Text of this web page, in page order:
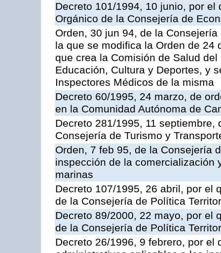
Decreto 101/1994, 10 junio, por
Orgánico de la Consejería de
Orden, 30 jun 94, de la
la que se modifica la Orden de 24
que crea la Comisión de Salud
Educación, Cultura y Deportes, y
Inspectores Médicos de la misma
Decreto 60/1995, 24 marzo, de
en la Comunidad Autónoma de
Decreto 281/1995, 11
Consejería de Turismo y
Orden, 7 feb 95, de la Consejería
inspección de la comercialización
marinas
Decreto 107/1995, 26 abril, por el
de la Consejería de Política
Decreto 89/2000, 22 mayo, por el
de la Consejería de Política
Decreto 26/1996, 9 febrero, por